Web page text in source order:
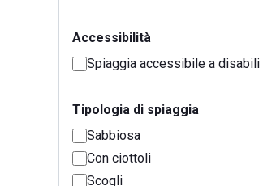
Accessibilità
Spiaggia accessibile a disabili
Tipologia di spiaggia
Sabbiosa
Con ciottoli
Scogli